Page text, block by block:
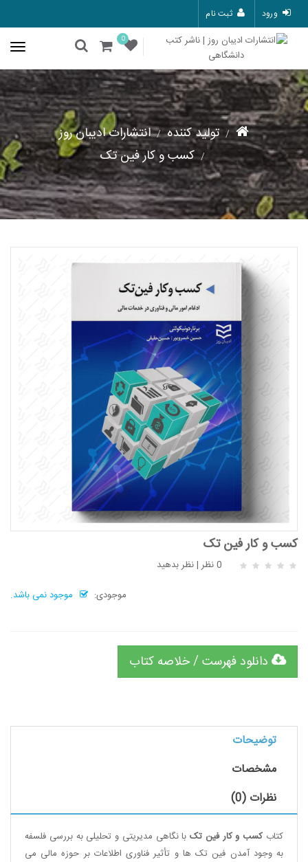
ورود ثبت نام
0
تولید کننده
انتشارات ادیبان روز
کسب و کار فین تک
کسب و کار فین تک
0 نظر |نظر بدهید
موجودی:
موجود نمی باشد.
دانلود فهرست / خلاصه کتاب
توضیحات
مشخصات
نظرات (0)
کتابکسب و کار فین تکبا نگاهی مدیریتی و تحلیلی به بررسی فلسفه
به وجود آمدن فین تک ها و تأثیر فناوری اطلاعات بر حوزه مالی می